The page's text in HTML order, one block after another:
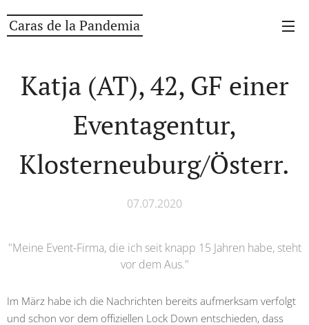
Caras de la Pandemia
Katja (AT), 42, GF einer
Eventagentur,
Klosterneuburg/Österr.
07.07.2020
"Meine Event-Firma, die ich seit knapp 15 Jahren habe, steht
vor dem Aus."
Im März habe ich die Nachrichten bereits aufmerksam verfolgt
und schon vor dem offiziellen Lock Down entschieden, dass